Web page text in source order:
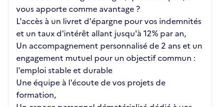
vous apporte comme avantage ?
L'accès à un livret d'épargne pour vos indemnités
et un taux d'intérêt allant jusqu'à 12% par an,
Un accompagnement personnalisé de 2 ans et un
engagement mutuel pour un objectif commun :
l'emploi stable et durable
Une équipe à l'écoute de vos projets de
formation,